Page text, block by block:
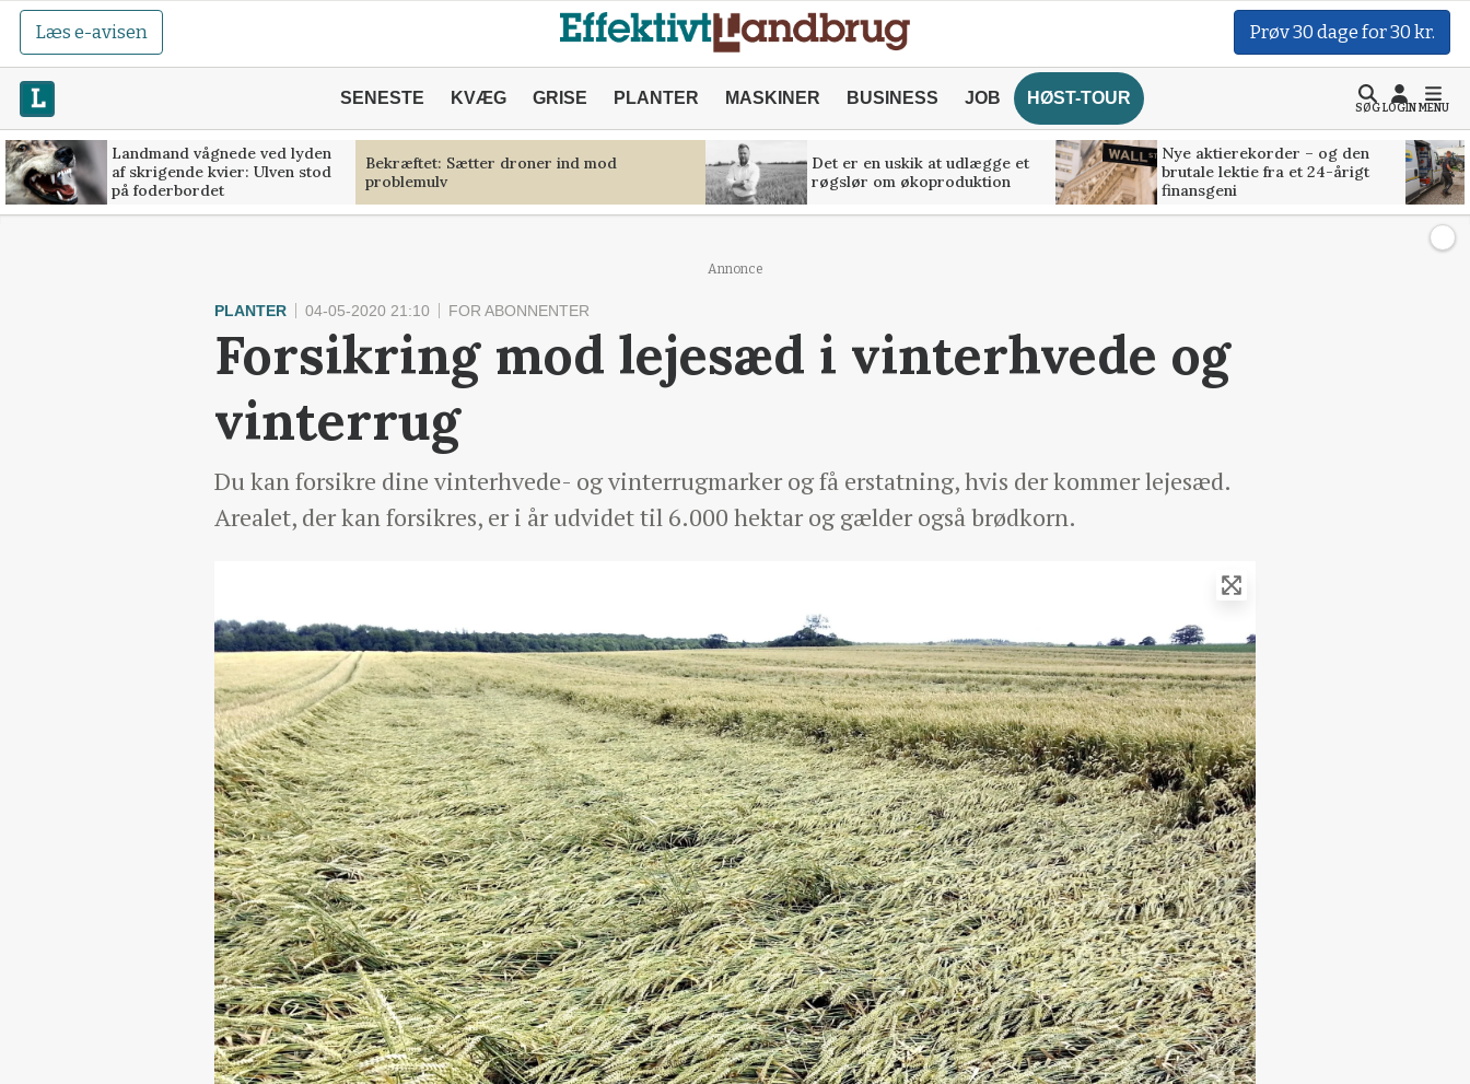
Læs e-avisen Prøv 30 dage for 30 kr.
SENESTE KVÆG GRISE PLANTER MASKINER BUSINESS JOB HØST-TOUR
SØGLOGINMENU
Landmand vågnede ved lyden
af skrigende kvier: Ulven stod
på foderbordet
Bekræftet: Sætter droner ind mod
problemulv
Det er en uskik at udlægge et
røgslør om økoproduktion
Nye aktierekorder – og den
brutale lektie fra et 24-årigt
finansgeni
Annonce
PLANTER 04-05-2020 21:10 FOR ABONNENTER
Forsikring mod lejesæd i vinterhvede og
vinterrug
Du kan forsikre dine vinterhvede- og vinterrugmarker og få erstatning, hvis der kommer lejesæd.
Arealet, der kan forsikres, er i år udvidet til 6.000 hektar og gælder også brødkorn.